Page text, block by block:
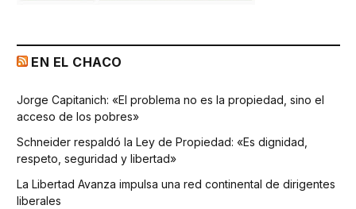
EN EL CHACO
Jorge Capitanich: «El problema no es la propiedad, sino el
acceso de los pobres»
Schneider respaldó la Ley de Propiedad: «Es dignidad,
respeto, seguridad y libertad»
La Libertad Avanza impulsa una red continental de dirigentes
liberales